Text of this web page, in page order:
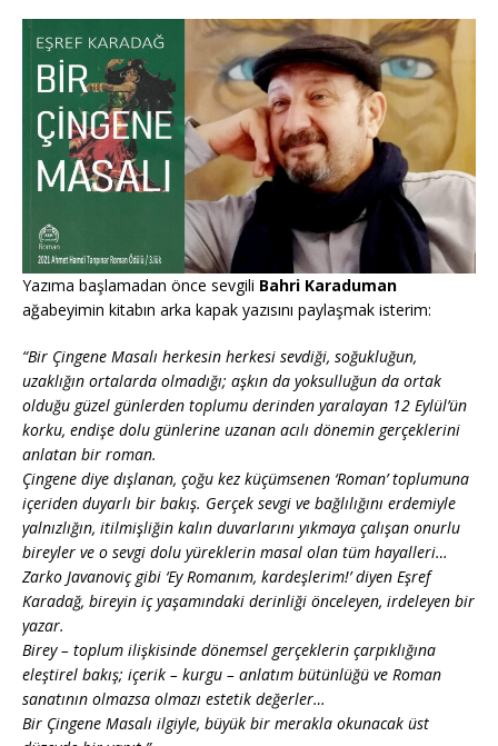
Yazıma başlamadan önce sevgili Bahri Karaduman
ağabeyimin kitabın arka kapak yazısını paylaşmak isterim:
“Bir Çingene Masalı herkesin herkesi sevdiği, soğukluğun,
uzaklığın ortalarda olmadığı; aşkın da yoksulluğun da ortak
olduğu güzel günlerden toplumu derinden yaralayan 12 Eylül’ün
korku, endişe dolu günlerine uzanan acılı dönemin gerçeklerini
anlatan bir roman.
Çingene diye dışlanan, çoğu kez küçümsenen ‘Roman’ toplumuna
içeriden duyarlı bir bakış. Gerçek sevgi ve bağlılığını erdemiyle
yalnızlığın, itilmişliğin kalın duvarlarını yıkmaya çalışan onurlu
bireyler ve o sevgi dolu yüreklerin masal olan tüm hayalleri…
Zarko Javanoviç gibi ‘Ey Romanım, kardeşlerim!’ diyen Eşref
Karadağ, bireyin iç yaşamındaki derinliği önceleyen, irdeleyen bir
yazar.
Birey – toplum ilişkisinde dönemsel gerçeklerin çarpıklığına
eleştirel bakış; içerik – kurgu – anlatım bütünlüğü ve Roman
sanatının olmazsa olmazı estetik değerler…
Bir Çingene Masalı ilgiyle, büyük bir merakla okunacak üst